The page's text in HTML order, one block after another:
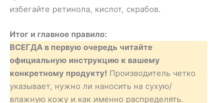
избегайте ретинола, кислот, скрабов.
Итог и главное правило:
ВСЕГДА в первую очередь читайте
официальную инструкцию к вашему
конкретному продукту! Производитель четко
указывает, нужно ли наносить на сухую/
влажную кожу и как именно распределять.